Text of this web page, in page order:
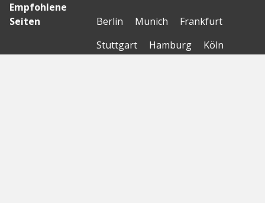
Empfohlene
Seiten
Berlin Munich
Frankfurt
Stuttgart
Hamburg
Köln